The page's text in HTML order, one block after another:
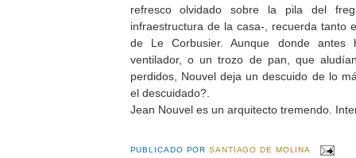
refresco olvidado sobre la pila del
infraestructura de la casa-, recuerda tanto
de Le Corbusier. Aunque donde antes
ventilador, o un trozo de pan, que
perdidos, Nouvel deja un descuido de lo
el descuidado?.
Jean Nouvel es un arquitecto tremendo.
PUBLICADO PORSANTIAGO DE MOLINA